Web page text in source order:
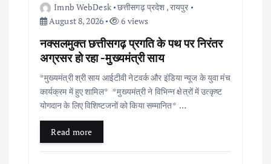
Imnb WebDesk छत्तीसगढ़ प्रदेश ,रायपुर
August 8, 2026
6 views
नक्सलमुक्त छत्तीसगढ़ प्रगति के पथ पर निरंतर
अग्रसर हो रहा -मुख्यमंत्री साय
*मुख्यमंत्री श्री साय आईटीवी नेटवर्क और इंडिया न्यूज के युवा मंच
कार्यक्रम में हुए शामिल* *मुख्यमंत्री ने विभिन्न क्षेत्रों में उत्कृष्ट
योगदान के लिए विशिष्टजनों को किया सम्मानित* …
Read more